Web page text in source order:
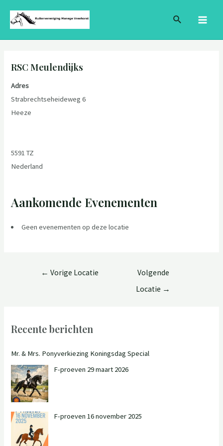
naar
Zoeken
RSC Meulendijks
Adres
Strabrechtseheideweg 6
Heeze
5591 TZ
Nederland
Aankomende Evenementen
Geen evenementen op deze locatie
navigatie
← Vorige Locatie
Volgende
Locatie →
Recente berichten
Mr. & Mrs. Ponyverkiezing Koningsdag Special
F-proeven 29 maart 2026
F-proeven 16 november 2025